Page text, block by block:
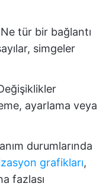
Ne tür bir bağlantı
simgeler
ayarlama veya
durumlarında
grafikları,
fazlası